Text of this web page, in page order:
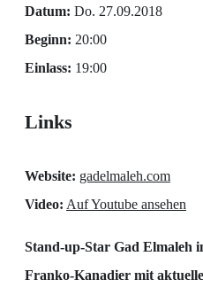
Datum: Do. 27.09.2018
Beginn: 20:00
Einlass: 19:00
Links
Website: gadelmaleh.com
Video: Auf Youtube ansehen
Stand-up-Star Gad Elmaleh
Franko-Kanadier mit